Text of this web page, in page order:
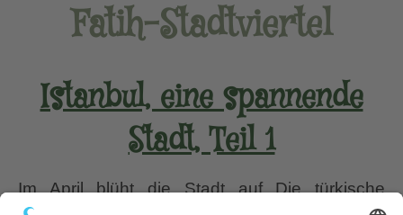
Fatih-Stadtviertel
Istanbul, eine spannende
Stadt, Teil 1
Im April blüht die Stadt auf Die türkische
Großstadt kenne ich fast so gut, wie meine